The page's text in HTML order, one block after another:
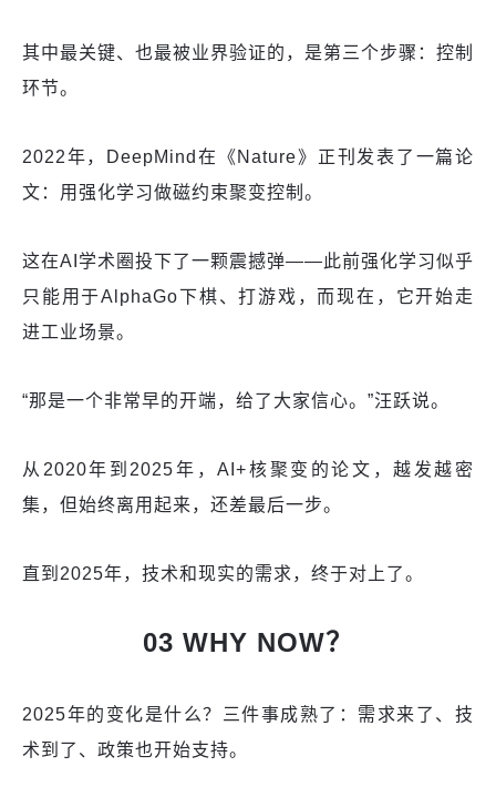
其中最关键、也最被业界验证的，是第三个步骤：控制
环节。
2022年，DeepMind在《Nature》正刊发表了一篇论
文：用强化学习做磁约束聚变控制。
这在AI学术圈投下了一颗震撼弹——此前强化学习似乎
只能用于AlphaGo下棋、打游戏，而现在，它开始走
进工业场景。
“那是一个非常早的开端，给了大家信心。”汪跃说。
从2020年到2025年，AI+核聚变的论文，越发越密
集，但始终离用起来，还差最后一步。
直到2025年，技术和现实的需求，终于对上了。
03 WHY NOW？
2025年的变化是什么？三件事成熟了：需求来了、技
术到了、政策也开始支持。